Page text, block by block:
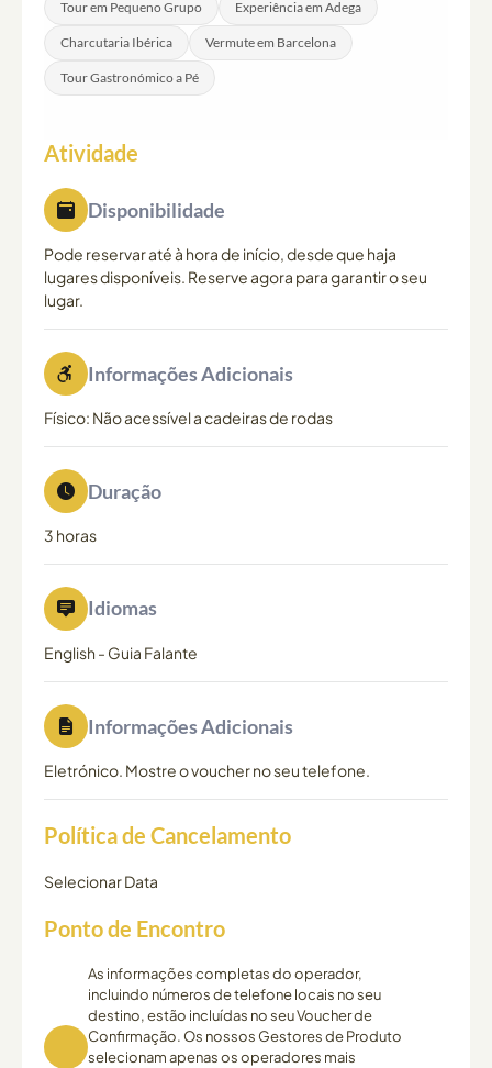
Tour em Pequeno Grupo Experiência em Adega
Charcutaria Ibérica Vermute em Barcelona
Tour Gastronómico a Pé
Atividade
Disponibilidade
Pode reservar até à hora de início, desde que haja
lugares disponíveis. Reserve agora para garantir o seu
lugar.
Informações Adicionais
Físico: Não acessível a cadeiras de rodas
Duração
3 horas
Idiomas
English - Guia Falante
Informações Adicionais
Eletrónico. Mostre o voucher no seu telefone.
Política de Cancelamento
Selecionar Data
Ponto de Encontro
As informações completas do operador,
incluindo números de telefone locais no seu
destino, estão incluídas no seu Voucher de
Confirmação. Os nossos Gestores de Produto
selecionam apenas os operadores mais